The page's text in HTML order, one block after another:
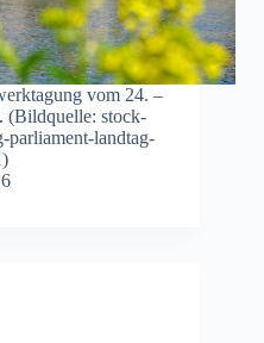
vom 24. –
(Bildquelle: stock-
parliament-landtag-